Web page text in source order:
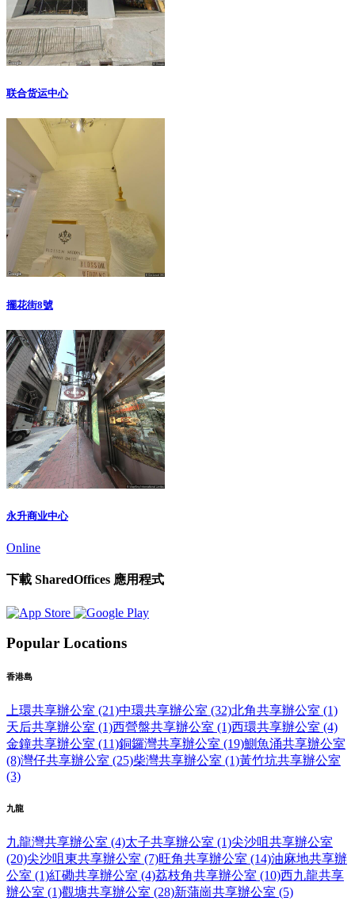
联合货运中心
擺花街8號
永升商业中心
Online
下載 SharedOffices 應用程式
Popular Locations
香港島
上環共享辦公室 (21)中環共享辦公室 (32)北角共享辦公室 (1)
天后共享辦公室 (1)西營盤共享辦公室 (1)西環共享辦公室 (4)
金鐘共享辦公室 (11)銅鑼灣共享辦公室 (19)鰂魚涌共享辦公室
(8)灣仔共享辦公室 (25)柴灣共享辦公室 (1)黃竹坑共享辦公室
(3)
九龍
九龍灣共享辦公室 (4)太子共享辦公室 (1)尖沙咀共享辦公室
(20)尖沙咀東共享辦公室 (7)旺角共享辦公室 (14)油麻地共享辦
公室 (1)紅磡共享辦公室 (4)荔枝角共享辦公室 (10)西九龍共享
辦公室 (1)觀塘共享辦公室 (28)新蒲崗共享辦公室 (5)